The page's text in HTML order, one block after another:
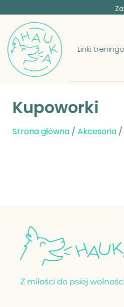
Linki
Kupoworki
Strona główna / Akcesoria /
Z miłości do psiej